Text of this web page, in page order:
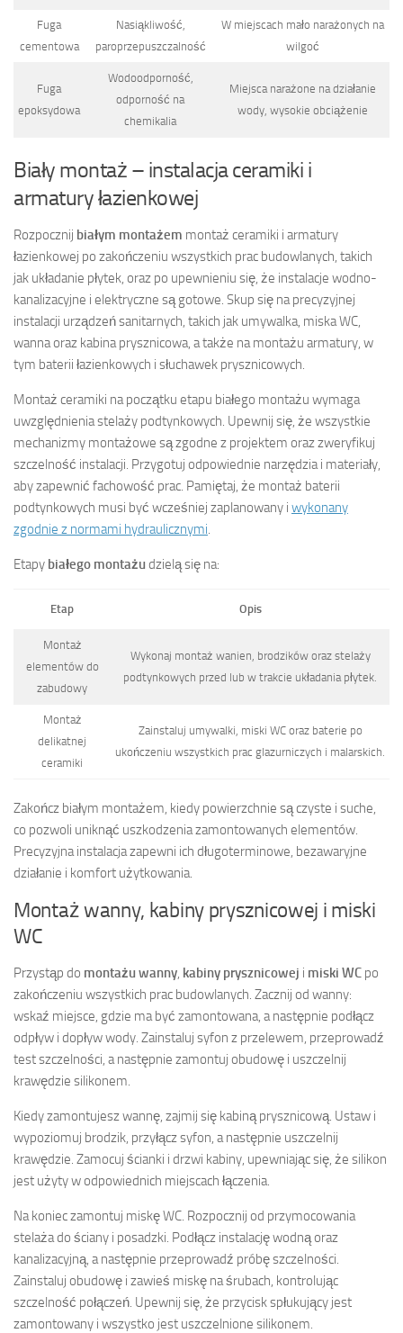
Fuga
cementowa
Nasiąkliwość,
paroprzepuszczalność
W miejscach mało narażonych na
wilgoć
Fuga
epoksydowa
Wodoodporność,
odporność na
chemikalia
Miejsca narażone na działanie
wody, wysokie obciążenie
Biały montaż – instalacja ceramiki i
armatury łazienkowej
Rozpocznij białym montażem montaż ceramiki i armatury
łazienkowej po zakończeniu wszystkich prac budowlanych, takich
jak układanie płytek, oraz po upewnieniu się, że instalacje wodno-
kanalizacyjne i elektryczne są gotowe. Skup się na precyzyjnej
instalacji urządzeń sanitarnych, takich jak umywalka, miska WC,
wanna oraz kabina prysznicowa, a także na montażu armatury, w
tym baterii łazienkowych i słuchawek prysznicowych.
Montaż ceramiki na początku etapu białego montażu wymaga
uwzględnienia stelaży podtynkowych. Upewnij się, że wszystkie
mechanizmy montażowe są zgodne z projektem oraz zweryfikuj
szczelność instalacji. Przygotuj odpowiednie narzędzia i materiały,
aby zapewnić fachowość prac. Pamiętaj, że montaż baterii
podtynkowych musi być wcześniej zaplanowany i wykonany
zgodnie z normami hydraulicznymi.
Etapy białego montażudzielą się na:
Etap Opis
Montaż
elementów do
zabudowy
Wykonaj montaż wanien, brodzików oraz stelaży
podtynkowych przed lub w trakcie układania płytek.
Montaż
delikatnej
ceramiki
Zainstaluj umywalki, miski WC oraz baterie po
ukończeniu wszystkich prac glazurniczych i malarskich.
Zakończ białym montażem, kiedy powierzchnie są czyste i suche,
co pozwoli uniknąć uszkodzenia zamontowanych elementów.
Precyzyjna instalacja zapewni ich długoterminowe, bezawaryjne
działanie i komfort użytkowania.
Montaż wanny, kabiny prysznicowej i miski
WC
Przystąp do montażu wanny kabiny prysznicowej i miski WC po
zakończeniu wszystkich prac budowlanych. Zacznij od wanny:
wskaź miejsce, gdzie ma być zamontowana, a następnie podłącz
odpływ i dopływ wody. Zainstaluj syfon z przelewem, przeprowadź
test szczelności, a następnie zamontuj obudowę i uszczelnij
krawędzie silikonem.
Kiedy zamontujesz wannę, zajmij się kabiną prysznicową. Ustaw i
wypoziomuj brodzik, przyłącz syfon, a następnie uszczelnij
krawędzie. Zamocuj ścianki i drzwi kabiny, upewniając się, że silikon
jest użyty w odpowiednich miejscach łączenia.
Na koniec zamontuj miskę WC. Rozpocznij od przymocowania
stelaża do ściany i posadzki. Podłącz instalację wodną oraz
kanalizacyjną, a następnie przeprowadź próbę szczelności.
Zainstaluj obudowę i zawieś miskę na śrubach, kontrolując
szczelność połączeń. Upewnij się, że przycisk spłukujący jest
zamontowany i wszystko jest uszczelnione silikonem.